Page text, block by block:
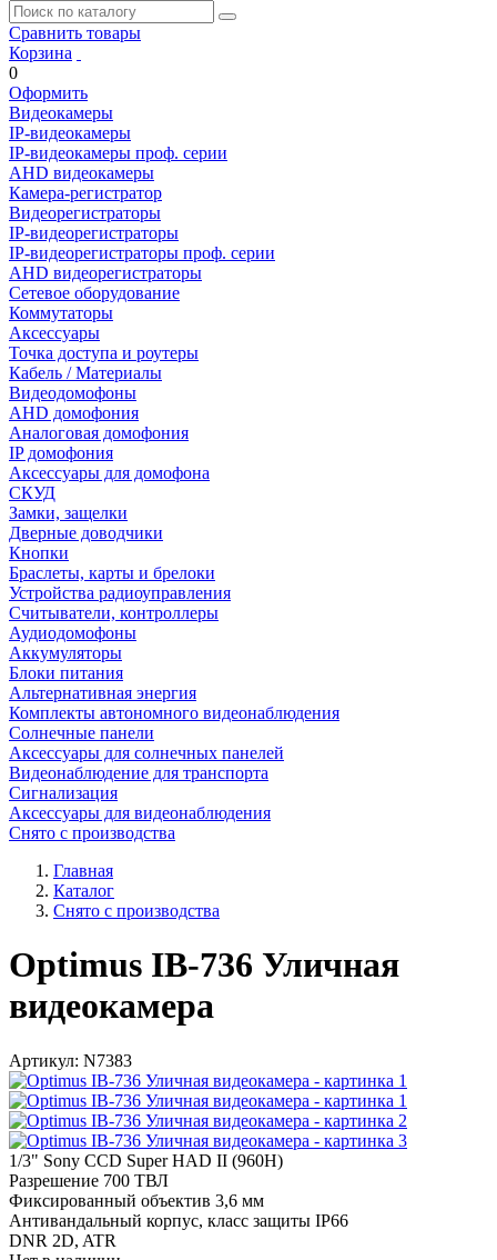
Сравнить товары
Корзина
0
Оформить
Видеокамеры
IP-видеокамеры
IP-видеокамеры проф. серии
AHD видеокамеры
Камера-регистратор
Видеорегистраторы
IP-видеорегистраторы
IP-видеорегистраторы проф. серии
AHD видеорегистраторы
Сетевое оборудование
Коммутаторы
Аксессуары
Точка доступа и роутеры
Кабель / Материалы
Видеодомофоны
AHD домофония
Аналоговая домофония
IP домофония
Аксессуары для домофона
СКУД
Замки, защелки
Дверные доводчики
Кнопки
Браслеты, карты и брелоки
Устройства радиоуправления
Считыватели, контроллеры
Аудиодомофоны
Аккумуляторы
Блоки питания
Альтернативная энергия
Комплекты автономного видеонаблюдения
Солнечные панели
Аксессуары для солнечных панелей
Видеонаблюдение для транспорта
Сигнализация
Аксессуары для видеонаблюдения
Снято с производства
Главная
Каталог
Снято с производства
Optimus IB-736 Уличная
видеокамера
Артикул: N7383
1/3" Sony CCD Super HAD II (960H)
Разрешение 700 ТВЛ
Фиксированный объектив 3,6 мм
Антивандальный корпус, класс защиты IP66
DNR 2D, ATR